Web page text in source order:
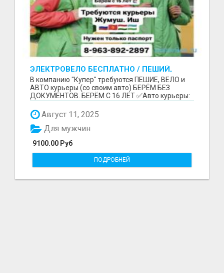
ЭЛЕКТРОВЕЛО БЕСПЛАТНО / ПЕШИЙ,
ВЕЛО, АВТО КУРЬЕРЛЕР / БЕРЕМ БЕЗ
ДОКУМЕНТОВ / ЛЮБОЙ РАЙОН / С 16 ЛЕТ
В компанию "Купер" требуются ПЕШИЕ, ВЕЛО и
АВТО курьеры (со своим авто) БЕРЁМ БЕЗ
ДОКУМЕНТОВ. БЕРЁМ С 16 ЛЕТ ✅Авто курьеры:
Август 11, 2025
9100.00 Руб
Для мужчин
ПОДРОБНЕЙ